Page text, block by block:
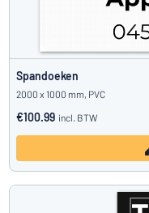
Spandoeken
2000 x 1000 mm, PVC
€100.99 incl. BTW